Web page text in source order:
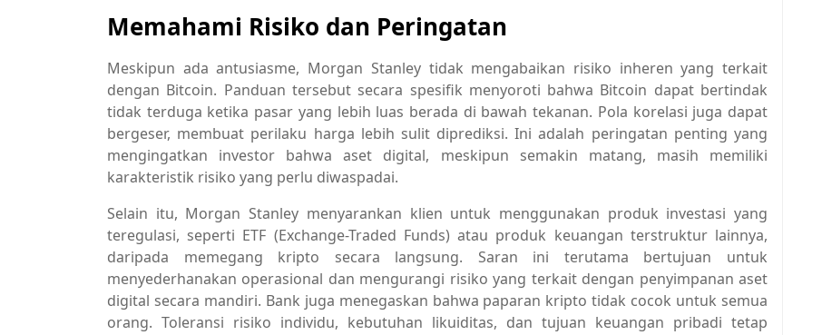
Memahami Risiko dan Peringatan
Meskipun ada antusiasme, Morgan Stanley tidak mengabaikan risiko inheren yang terkait
dengan Bitcoin. Panduan tersebut secara spesifik menyoroti bahwa Bitcoin dapat bertindak
tidak terduga ketika pasar yang lebih luas berada di bawah tekanan. Pola korelasi juga dapat
bergeser, membuat perilaku harga lebih sulit diprediksi. Ini adalah peringatan penting yang
mengingatkan investor bahwa aset digital, meskipun semakin matang, masih memiliki
karakteristik risiko yang perlu diwaspadai.
Selain itu, Morgan Stanley menyarankan klien untuk menggunakan produk investasi yang
teregulasi, seperti ETF (Exchange-Traded Funds) atau produk keuangan terstruktur lainnya,
daripada memegang kripto secara langsung. Saran ini terutama bertujuan untuk
menyederhanakan operasional dan mengurangi risiko yang terkait dengan penyimpanan aset
digital secara mandiri. Bank juga menegaskan bahwa paparan kripto tidak cocok untuk semua
orang. Toleransi risiko individu, kebutuhan likuiditas, dan tujuan keuangan pribadi tetap